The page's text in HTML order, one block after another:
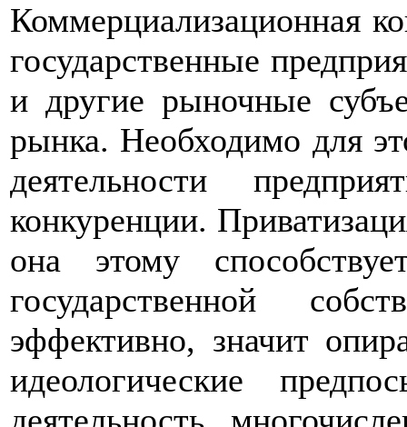
Коммерциализационная
государственные
и другие рыночные
рынка. Необходимо для
деятельности
конкуренции.
она этому
государственной
эффективно, значит
идеологические